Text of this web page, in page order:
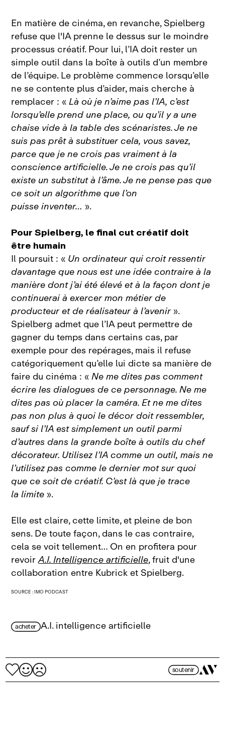
En matière de cinéma, en revanche, Spielberg
refuse que l'IA prenne le dessus sur le moindre
processus créatif. Pour lui, l’IA doit rester un
simple outil dans la boîte à outils d’un membre
de l’équipe. Le problème commence lorsqu’elle
ne se contente plus d’aider, mais cherche à
remplacer : «Là où je n’aime pas l’IA, c’est
lorsqu’elle prend une place, ou qu’il y a une
chaise vide à la table des scénaristes. Je ne
suis pas prêt à substituer cela, vous savez,
parce que je ne crois pas vraiment à la
conscience artificielle. Je ne crois pas qu’il
existe un substitut à l’âme. Je ne pense pas que
ce soit un algorithme que l’on
puisse inventer… ».
Pour Spielberg, le final cut créatif doit
être humain
Il poursuit : « Un ordinateur qui croit ressentir
davantage que nous est une idée contraire à la
manière dont j’ai été élevé et à la façon dont je
continuerai à exercer mon métier de
producteur et de réalisateur à l’avenir».
Spielberg admet que l’IA peut permettre de
gagner du temps dans certains cas, par
exemple pour des repérages, mais il refuse
catégoriquement qu’elle lui dicte sa manière de
faire du cinéma : «Ne me dites pas comment
écrire les dialogues de ce personnage. Ne me
dites pas où placer la caméra. Et ne me dites
pas non plus à quoi le décor doit ressembler,
sauf si l’IA est simplement un outil parmi
d’autres dans la grande boîte à outils du chef
décorateur. Utilisez l’IA comme un outil, mais ne
l’utilisez pas comme le dernier mot sur quoi
que ce soit de créatif. C’est là que je trace
la limite ».
Elle est claire, cette limite, et pleine de bon
sens. De toute façon, dans le cas contraire,
cela se voit tellement… On en profitera pour
revoirA.I. Intelligence artificielle, fruit d'une
collaboration entre Kubrick et Spielberg.
SOURCE : IMO PODCAST
acheter A.I. intelligence artificielle
soutenir